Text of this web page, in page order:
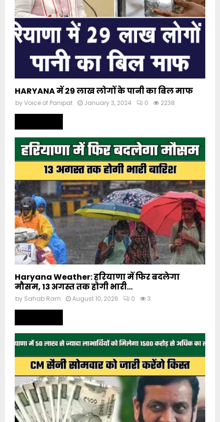
HARYANA में 29 लाख लोगों के पानी का बिल माफ
byVoice of Panipat January 3, 2024 0 2238
Haryana Weather: हरियाणा में फिर बदलेगा
मौसम, 13 अगस्त तक होगी भारी...
by Sahab Ram August 10, 2026 0 3